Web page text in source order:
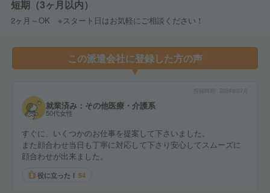
短期（3ヶ月以内）
2ヶ月～OK ※スタート日はお気軽にご相談ください！
この派遣会社に登録した方の声
2024年07月
就業済み：その他医療・介護系
50代女性
すぐに、いくつかのお仕事を提案して下さいました。
また顔合わせ当日も丁寧に対応して下さり安心してスムーズに
顔合わせが出来ました。
役に立った！ 54